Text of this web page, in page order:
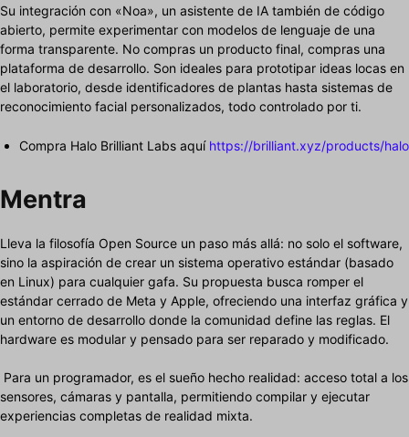
Su integración con «Noa», un asistente de IA también de código
abierto, permite experimentar con modelos de lenguaje de una
forma transparente. No compras un producto final, compras una
plataforma de desarrollo. Son ideales para prototipar ideas locas en
el laboratorio, desde identificadores de plantas hasta sistemas de
reconocimiento facial personalizados, todo controlado por ti.
Compra Halo Brilliant Labs aquí https://brilliant.xyz/products/halo
Mentra
Lleva la filosofía Open Source un paso más allá: no solo el software,
sino la aspiración de crear un sistema operativo estándar (basado
en Linux) para cualquier gafa. Su propuesta busca romper el
estándar cerrado de Meta y Apple, ofreciendo una interfaz gráfica y
un entorno de desarrollo donde la comunidad define las reglas. El
hardware es modular y pensado para ser reparado y modificado.
Para un programador, es el sueño hecho realidad: acceso total a los
sensores, cámaras y pantalla, permitiendo compilar y ejecutar
experiencias completas de realidad mixta.